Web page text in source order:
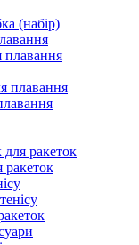
(набір)
плавання
плавання
для ракеток
ракеток